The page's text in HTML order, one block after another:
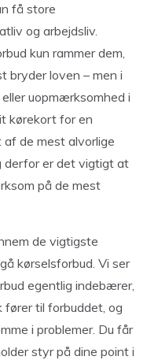
få store
og arbejdsliv.
kun rammer dem,
bryder loven – men i
uopmærksomhed i
kørekort for en
af de mest alvorlige
derfor er det vigtigt at
på de mest
de vigtigste
kørselsforbud. Vi ser
egentlig indebærer,
til forbuddet, og
i problemer. Du får
styr på dine point i